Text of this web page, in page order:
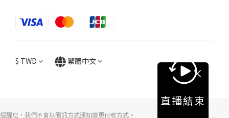
$ TWD 繁體中文
提醒您，我們不會以簡訊方式通知變更付款方式。
直播結束